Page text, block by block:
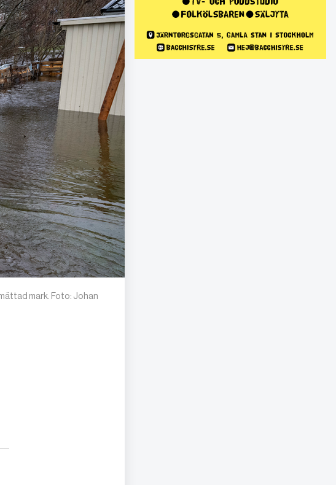
mark. Foto: Johan